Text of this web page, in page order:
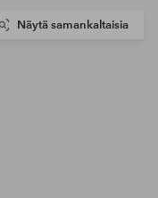
Näytä samankaltaisia